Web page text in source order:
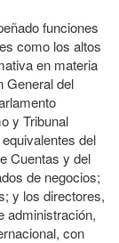
funciones
como los altos
en materia
General del
y Tribunal
del
Cuentas y del
de negocios;
y los directores,
administración,
con